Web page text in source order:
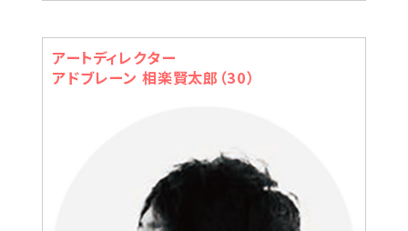
アートディレクター
アドブレーン 相楽賢太郎（30）